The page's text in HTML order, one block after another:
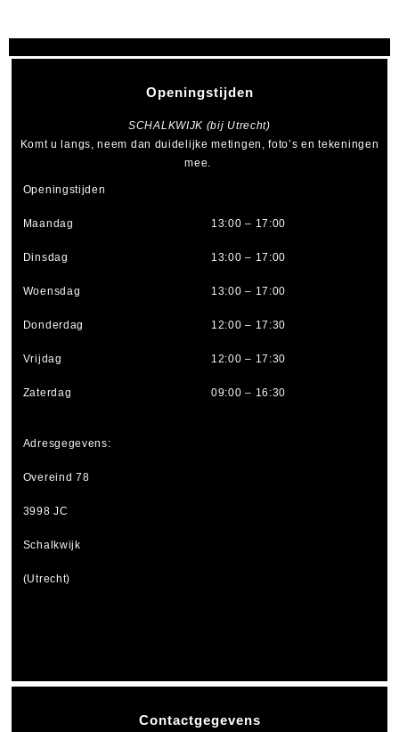
Contactgegevens
Openingstijden
SCHALKWIJK (bij Utrecht)
Komt u langs, neem dan duidelijke metingen, foto’s en tekeningen
mee.
Openingstijden
Maandag 13:00 – 17:00
Dinsdag 13:00 – 17:00
Woensdag 13:00 – 17:00
Donderdag 12:00 – 17:30
Vrijdag 12:00 – 17:30
Zaterdag 09:00 – 16:30
Adresgegevens:
Overeind 78
3998 JC
Schalkwijk
(Utrecht)